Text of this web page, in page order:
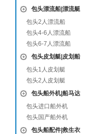
包头漂流船|漂流艇
包头2人漂流船
包头4-6人漂流船
包头6-7人漂流船
包头皮划艇|皮划船
包头1人皮划艇
包头2人皮划艇
包头船外机|船马达
包头进口船外机
包头国产船外机
包头船配件|救生衣